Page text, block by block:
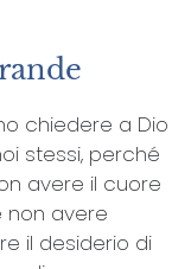
chiedere a Dio
stessi, perché
avere il cuore
non avere
il desiderio di